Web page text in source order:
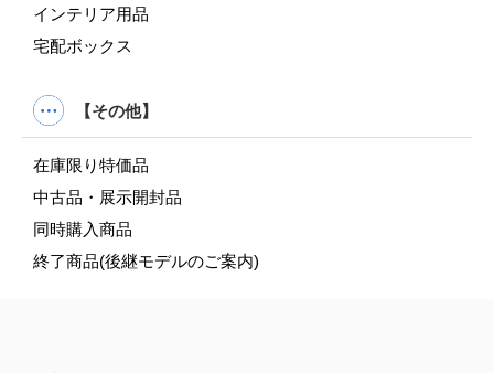
インテリア用品
宅配ボックス
【その他】
在庫限り特価品
中古品・展示開封品
同時購入商品
終了商品(後継モデルのご案内)